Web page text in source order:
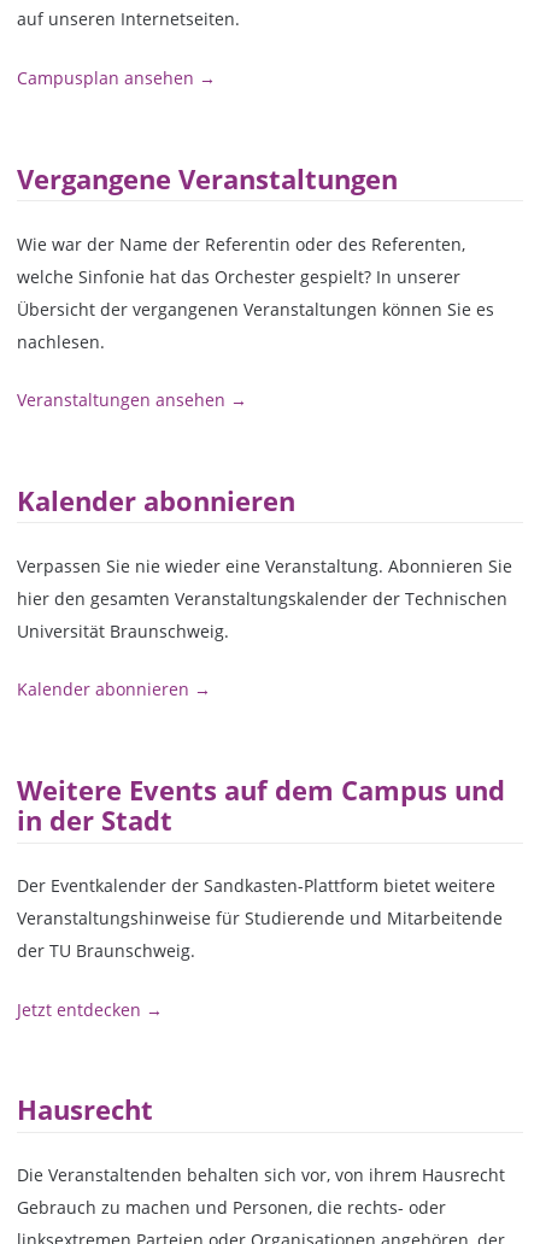
auf unseren Internetseiten.
Campusplan ansehen →
Vergangene Veranstaltungen
Wie war der Name der Referentin oder des Referenten,
welche Sinfonie hat das Orchester gespielt? In unserer
Übersicht der vergangenen Veranstaltungen können Sie es
nachlesen.
Veranstaltungen ansehen →
Kalender abonnieren
Verpassen Sie nie wieder eine Veranstaltung. Abonnieren Sie
hier den gesamten Veranstaltungskalender der Technischen
Universität Braunschweig.
Kalender abonnieren →
Weitere Events auf dem Campus und
in der Stadt
Der Eventkalender der Sandkasten-Plattform bietet weitere
Veranstaltungshinweise für Studierende und Mitarbeitende
der TU Braunschweig.
Jetzt entdecken →
Hausrecht
Die Veranstaltenden behalten sich vor, von ihrem Hausrecht
Gebrauch zu machen und Personen, die rechts- oder